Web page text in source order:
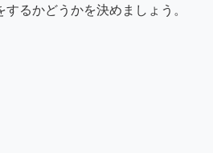
るかどうかを決めましょう。